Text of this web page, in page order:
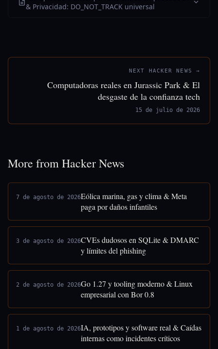
& Privacidad: DO_NOT_TRACK universal
NEXT HACKER NEWS →
Computadoras reales en Jurassic Park & El
desgaste de la confianza tech
15 de julio de 2026
More from Hacker News
7 de agosto de 2026Eólica marina, gas y clima & Meta
paga por daños infantiles
3 de agosto de 2026CVEs dudosos en SQLite & DMARC
y límites del phishing
2 de agosto de 2026Go 1.27 y tooling moderno & Linux
empresarial con Bor 0.8
1 de agosto de 2026IA, prototipos y software real & Caídas
internas como incidentes críticos